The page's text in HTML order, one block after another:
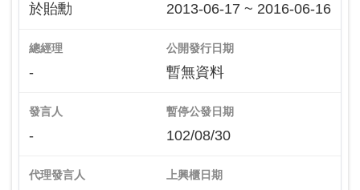
於貽勳 2013-06-17 ~ 2016-06-16
總經理
-
公開發行日期
暫無資料
發言人
-
暫停公發日期
102/08/30
代理發言人 上興櫃日期